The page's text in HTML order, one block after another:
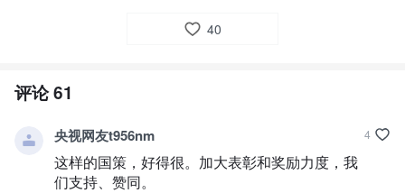
40
评论61
央视网友t956nm
这样的国策，好得很。加大表彰和奖励力度，我
们支持、赞同。
4